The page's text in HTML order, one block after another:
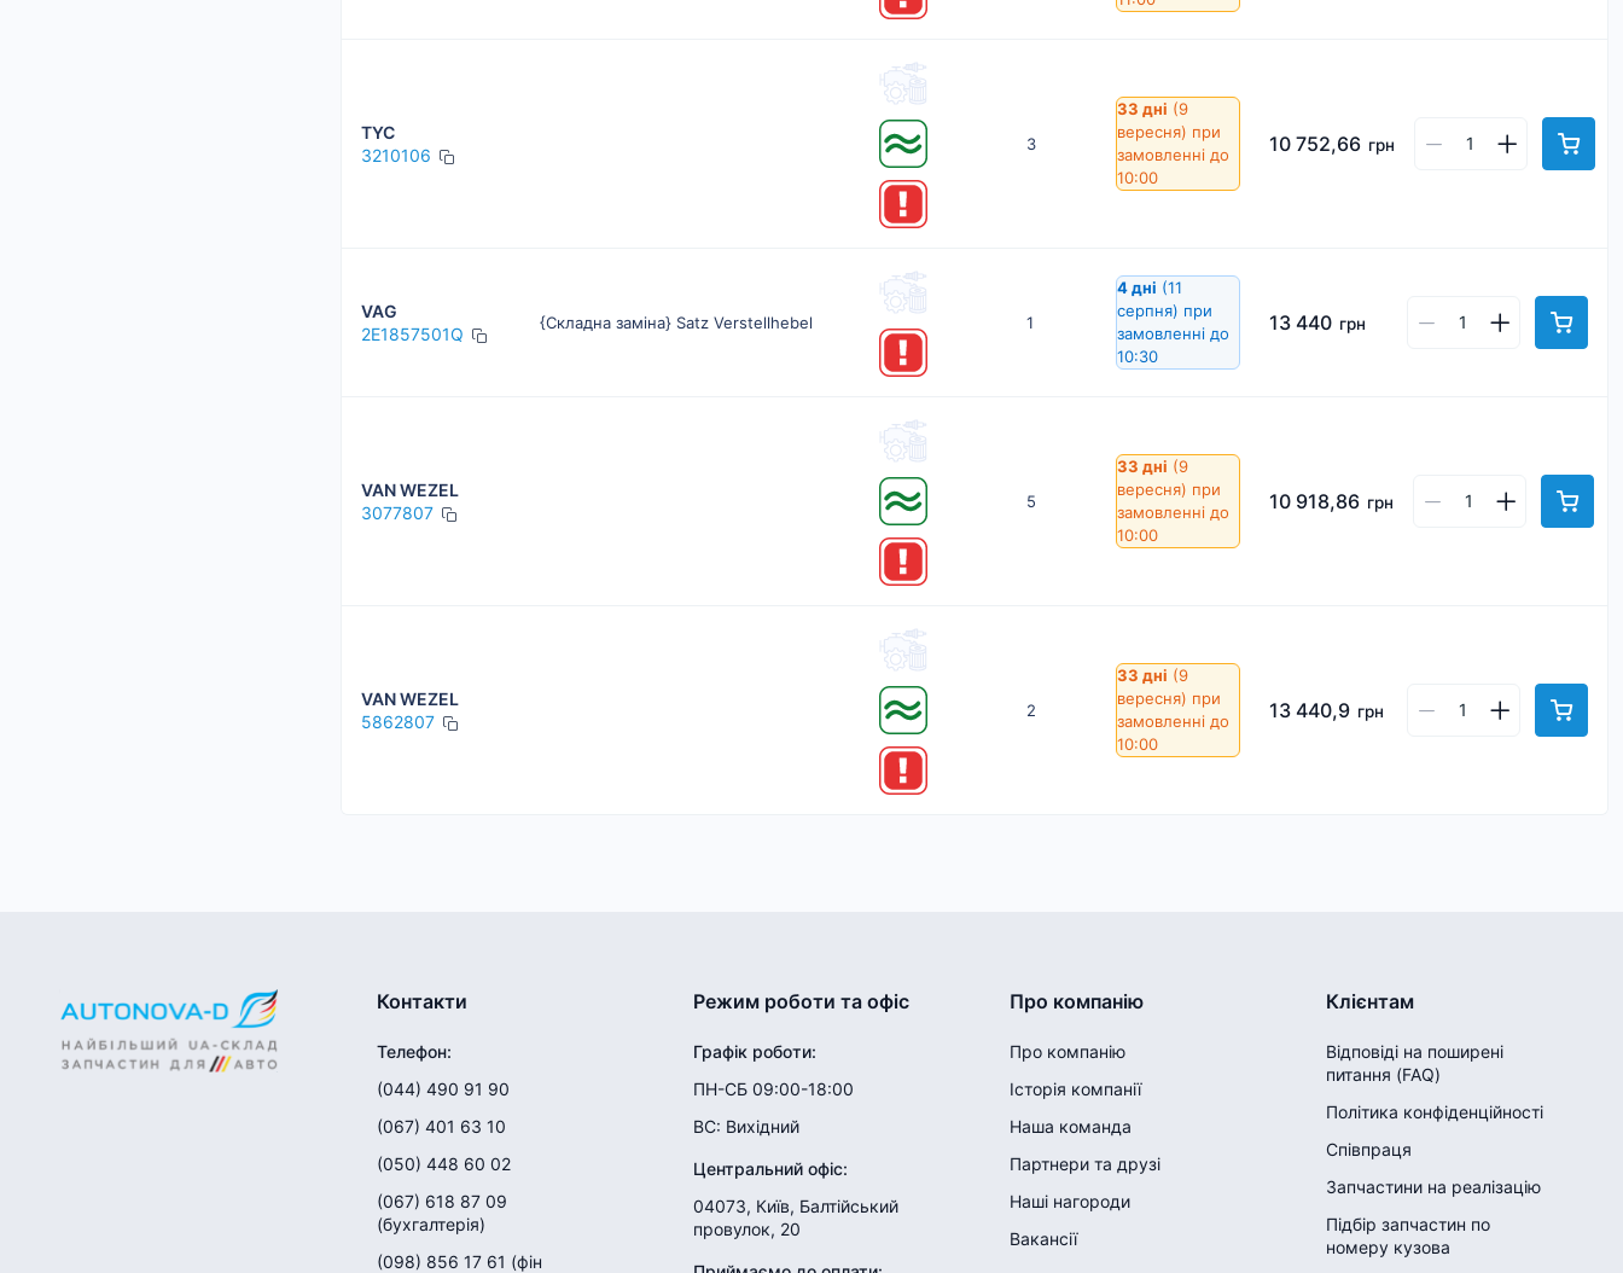
TYC
3210106
3
33 дні (9
вересня) при
замовленні до
10:00
10 752,66 грн
VAG
2E1857501Q
{Складна заміна} Satz Verstellhebel 1
4 дні (11
серпня) при
замовленні до
10:30
13 440 грн
VAN WEZEL
3077807
5
33 дні (9
вересня) при
замовленні до
10:00
10 918,86 грн
VAN WEZEL
5862807
2
33 дні (9
вересня) при
замовленні до
10:00
13 440,9 грн
Контакти
Телефон:
(044) 490 91 90
(067) 401 63 10
(050) 448 60 02
(067) 618 87 09
(бухгалтерія)
(098) 856 17 61 (фін
Режим роботи та офіс
Графік роботи:
ПН-СБ 09:00-18:00
ВС: Вихідний
Центральний офіс:
04073, Київ, Балтійський
провулок, 20
Про компанію
Про компанію
Історія компанії
Наша команда
Партнери та друзі
Наші нагороди
Вакансії
Клієнтам
Відповіді на поширені
питання (FAQ)
Політика конфіденційності
Співпраця
Запчастини на реалізацію
Підбір запчастин по
номеру кузова